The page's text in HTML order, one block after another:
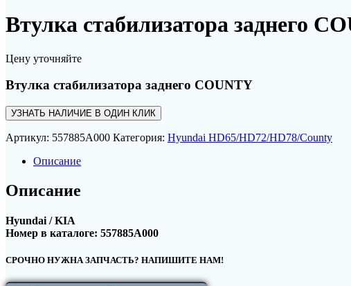
Втулка стабилизатора заднего
Цену уточняйте
Втулка стабилизатора заднего COUNTY
УЗНАТЬ НАЛИЧИЕ В ОДИН КЛИК
Артикул: 557885A000 Категория: Hyundai HD65/HD72/HD78/County
Описание
Описание
Hyundai / KIA
Номер в каталоге: 557885A000
СРОЧНО НУЖНА ЗАПЧАСТЬ? НАПИШИТЕ НАМ!